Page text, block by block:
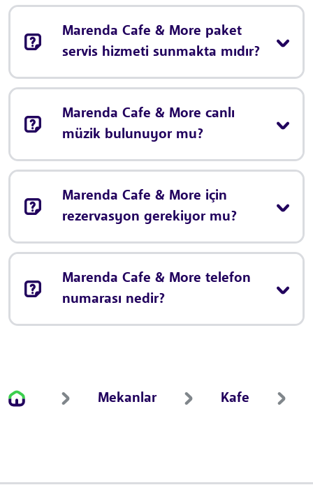
Marenda Cafe & More paket
servis hizmeti sunmakta mıdır?
Marenda Cafe & More canlı
müzik bulunuyor mu?
Marenda Cafe & More için
rezervasyon gerekiyor mu?
Marenda Cafe & More telefon
numarası nedir?
Mekanlar Kafe